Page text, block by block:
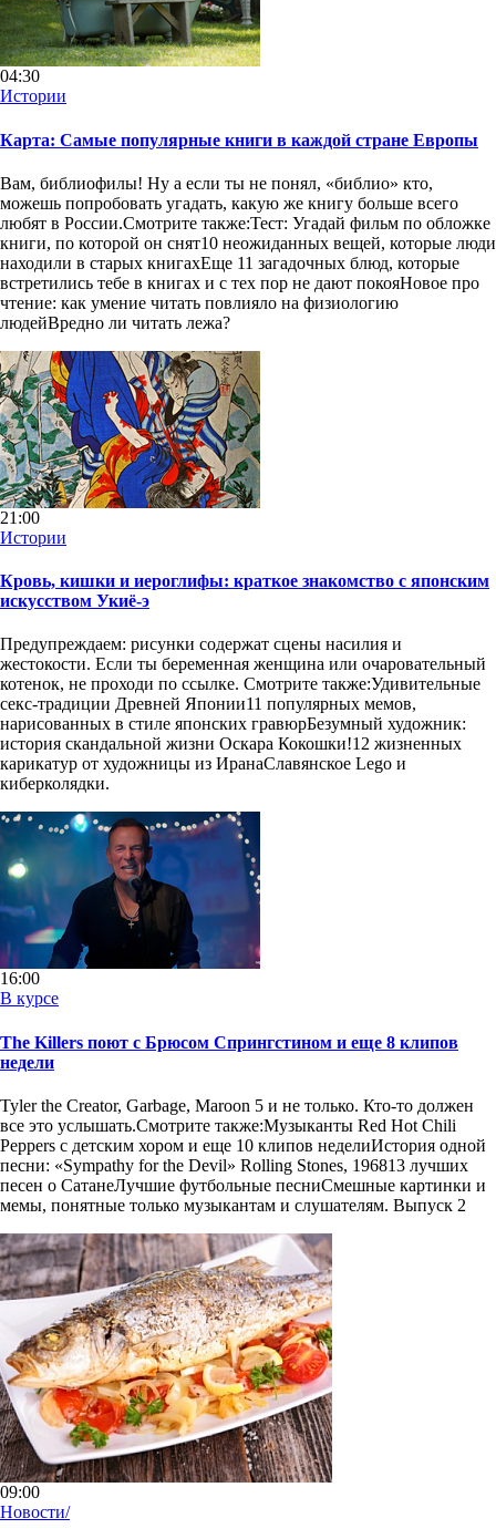
04:30
Истории
Карта: Cамые популярные книги в каждой стране Европы
Вам, библиофилы! Ну а если ты не понял, «библио» кто,
можешь попробовать угадать, какую же книгу больше всего
любят в России.Смотрите также:Тест: Угадай фильм по обложке
книги, по которой он снят10 неожиданных вещей, которые люди
находили в старых книгахЕще 11 загадочных блюд, которые
встретились тебе в книгах и с тех пор не дают покояНовое про
чтение: как умение читать повлияло на физиологию
людейВредно ли читать лежа?
21:00
Истории
Кровь, кишки и иероглифы: краткое знакомство с японским
искусством Укиё-э
Предупреждаем: рисунки содержат сцены насилия и
жестокости. Если ты беременная женщина или очаровательный
котенок, не проходи по ссылке. Смотрите также:Удивительные
секс-традиции Древней Японии11 популярных мемов,
нарисованных в стиле японских гравюрБезумный художник:
история скандальной жизни Оскара Кокошки!12 жизненных
карикатур от художницы из ИранаСлавянское Lego и
киберколядки.
16:00
В курсе
The Killers поют с Брюсом Спрингстином и еще 8 клипов
недели
Tyler the Creator, Garbage, Maroon 5 и не только. Кто-то должен
все это услышать.Смотрите также:Музыканты Red Hot Chili
Peppers с детским хором и еще 10 клипов неделиИстория одной
песни: «Sympathy for the Devil» Rolling Stones, 196813 лучших
песен о СатанеЛучшие футбольные песниСмешные картинки и
мемы, понятные только музыкантам и слушателям. Выпуск 2
09:00
Новости/